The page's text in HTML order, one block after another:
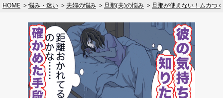
HOME 悩み・迷い 夫婦の悩み 旦那(夫)の悩み 旦那が使えない！ムカつ